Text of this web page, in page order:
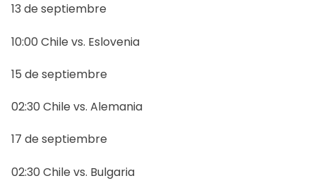
13 de septiembre
10:00 Chile vs. Eslovenia
15 de septiembre
02:30 Chile vs. Alemania
17 de septiembre
02:30 Chile vs. Bulgaria